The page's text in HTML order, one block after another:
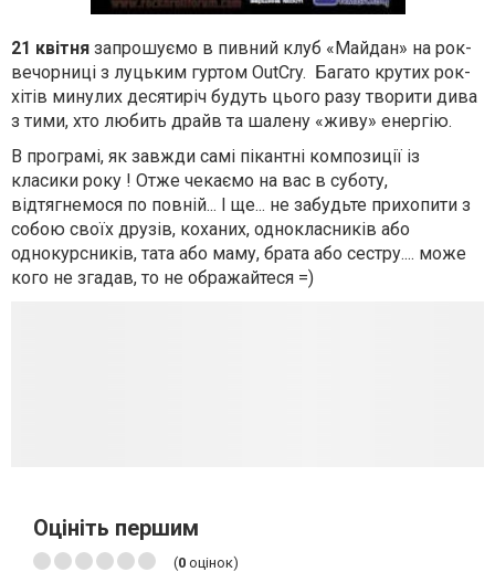
21 квітня запрошуємо в пивний клуб «Майдан» на рок-
вечорниці з луцьким гуртом OutCry. Багато крутих рок-
хітів минулих десятиріч будуть цього разу творити дива
з тими, хто любить драйв та шалену «живу» енергію.
В програмі, як завжди самі пікантні композиції із
класики року ! Отже чекаємо на вас в суботу,
відтягнемося по повній... І ще... не забудьте прихопити з
собою своїх друзів, коханих, однокласників або
однокурсників, тата або маму, брата або сестру.... може
кого не згадав, то не ображайтеся =)
Оцініть першим
(0 оцінок)